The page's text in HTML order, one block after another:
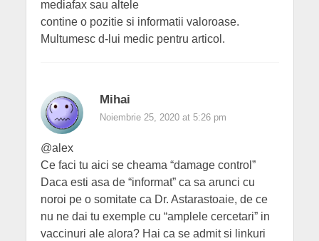
mediafax sau altele
contine o pozitie si informatii valoroase.
Multumesc d-lui medic pentru articol.
Mihai
Noiembrie 25, 2020 at 5:26 pm
@alex
Ce faci tu aici se cheama “damage control”
Daca esti asa de “informat” ca sa arunci cu
noroi pe o somitate ca Dr. Astarastoaie, de ce
nu ne dai tu exemple cu “amplele cercetari” in
vaccinuri ale alora? Hai ca se admit si linkuri